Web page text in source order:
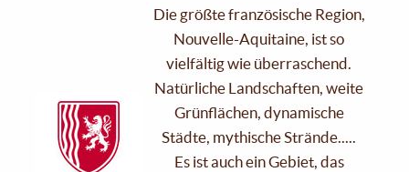
Die größte französische Region,
Nouvelle-Aquitaine, ist so
vielfältig wie überraschend.
Natürliche Landschaften, weite
Grünflächen, dynamische
Städte, mythische Strände.....
Es ist auch ein Gebiet, das